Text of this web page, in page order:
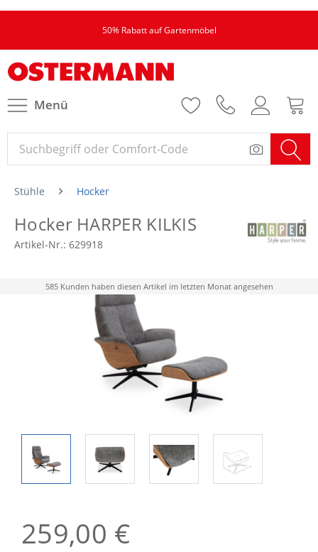
50% Rabatt auf Gartenmöbel
Menü
Stühle Hocker
Hocker HARPER KILKIS
Artikel-Nr.: 629918
585 Kunden haben diesen Artikel im letzten Monat angesehen
259,00 €